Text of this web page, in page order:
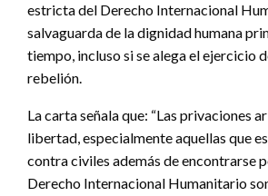
estricta del Derecho Internacional
salvaguarda de la dignidad humana
tiempo, incluso si se alega el ejercicio
rebelión.
La carta señala que: “Las privaciones
libertad, especialmente aquellas que
contra civiles además de encontrarse
Derecho Internacional Humanitario